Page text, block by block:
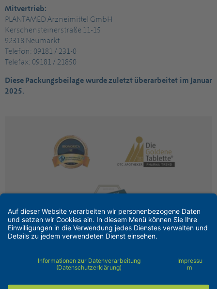
Mitvertrieb:
PLANTAMED Arzneimittel GmbH
Kerschensteinerstraße 11-15
92318 Neumarkt
Telefon: 09181 / 231-0
Telefax: 09181 / 21850
Diese Packungsbeilage wurde zuletzt überarbeitet im Januar
2025.